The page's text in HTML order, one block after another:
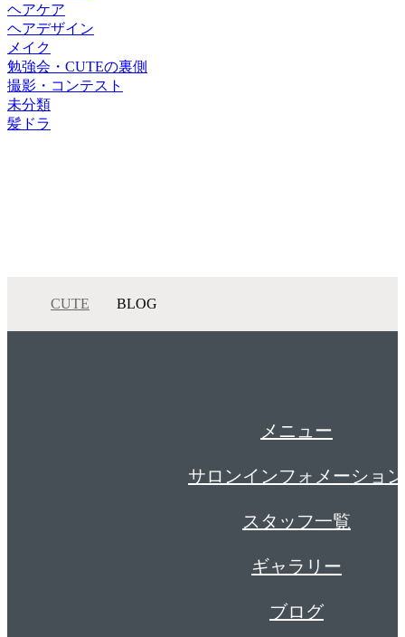
ヘアケア
ヘアデザイン
メイク
勉強会・CUTEの裏側
撮影・コンテスト
未分類
髪ドラ
CUTE BLOG
メニュー
サロンインフォメーション
スタッフ一覧
ギャラリー
ブログ